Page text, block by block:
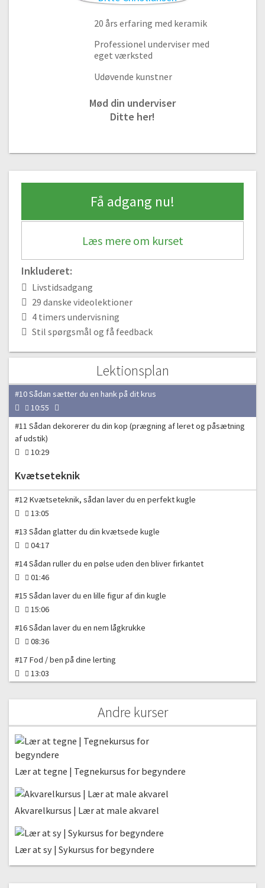
20 års erfaring med keramik
Professionel underviser med
eget værksted
Udøvende kunstner
Mød din underviser
Ditte her!
Få adgang nu!
Læs mere om kurset
Inkluderet:
Livstidsadgang
29 danske videolektioner
4 timers undervisning
Stil spørgsmål og få feedback
Lektionsplan
#1 Overblik over processen
#2 Værktøj til keramik | Dette skal du bruge for at komme i gang
03:28
#4 Hvordan og hvornår ælter man sit ler
07:15
#6 Sådan laver du en smart lerkrympe-målepind
#7 Sådan laver du en vase i pladeteknik uden en skabelon/form
#8 Sådan laver du en skabelon til en form
#10 Sådan sætter du en hank på dit krus
10:55
#11 Sådan dekorerer du din kop (prægning af leret og påsætning
af udstik)
10:29
Kvætseteknik
#12 Kvætseteknik, sådan laver du en perfekt kugle
13:05
#13 Sådan glatter du din kvætsede kugle
04:17
#14 Sådan ruller du en pølse uden den bliver firkantet
01:46
#15 Sådan laver du en lille figur af din kugle
15:06
#16 Sådan laver du en nem lågkrukke
08:36
#17 Fod / ben på dine lerting
13:03
#19 Kom i gang med hånd modellering (knibeteknik)
11:14
Begitninger og glasur-teknikker
15:17
#21 Sådan arbejder du med glasur
03:11
#22 Penselglasur
Andre kurser
Lær at tegne | Tegnekursus for begyndere
Akvarelkursus | Lær at male akvarel
Lær at sy | Sykursus for begyndere